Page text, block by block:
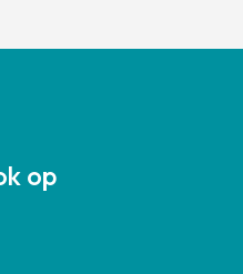
op
Linkedin